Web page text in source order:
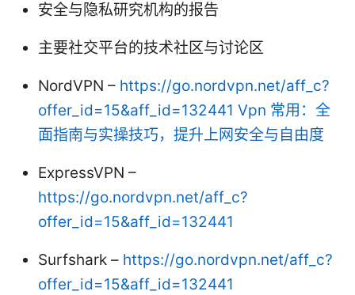
安全与隐私研究机构的报告
主要社交平台的技术社区与讨论区
NordVPN – https://go.nordvpn.net/aff_c?
offer_id=15&aff_id=132441 Vpn 常用：全
面指南与实操技巧，提升上网安全与自由度
ExpressVPN –
https://go.nordvpn.net/aff_c?
offer_id=15&aff_id=132441
Surfshark – https://go.nordvpn.net/aff_c?
offer_id=15&aff_id=132441